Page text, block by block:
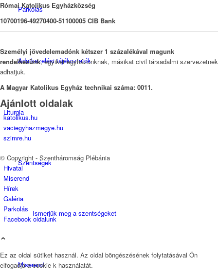
Parkolás
Adatkezelési tájékoztatók
Liturgia
Szentségek
Ismerjük meg a szentségeket
Miserend
Római Katolikus Egyházközség
10700196-49270400-51100005 CIB Bank
Személyi jövedelemadónk kétszer 1 százalékával magunk
rendelkezünk, egyiket egyházunknak, másikat civil társadalmi szervezetnek
adhatjuk.
A Magyar Katolikus Egyház technikai száma: 0011.
Ajánlott oldalak
katolikus.hu
vaciegyhazmegye.hu
szimre.hu
© Copyright - Szentháromság Plébánia
Hivatal
Miserend
Hírek
Galéria
Parkolás
Facebook oldalunk
Ez az oldal sütiket használ. Az oldal böngészésének folytatásával Ön
elfogadja a cookie-k használatát.